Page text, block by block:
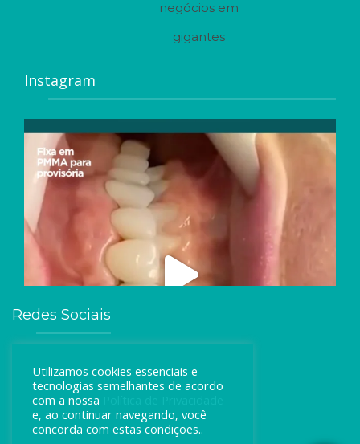
negócios em
gigantes
Instagram
Redes Sociais
Utilizamos cookies essenciais e
tecnologias semelhantes de acordo
com a nossa
e, ao continuar navegando, você
concorda com estas condições..